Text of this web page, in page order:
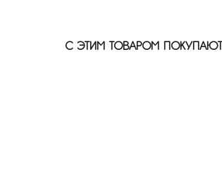
С ЭТИМ ТОВАРОМ ПОКУПАЮТ